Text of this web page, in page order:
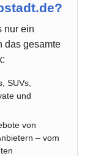
nur ein
das gesamte
SUVs,
und
von
– vom